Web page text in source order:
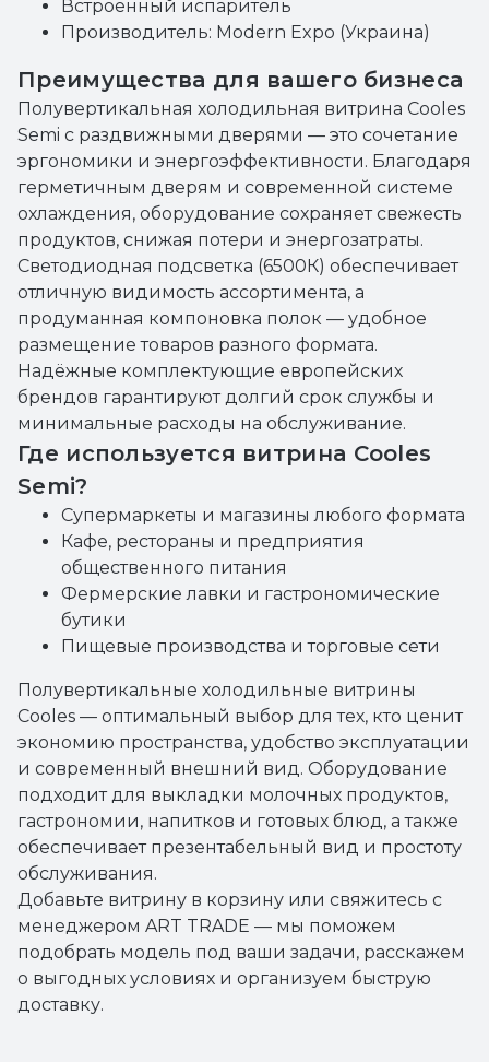
Встроенный испаритель
Производитель: Modern Expo (Украина)
Преимущества для вашего бизнеса
Полувертикальная холодильная витрина Cooles
Semi с раздвижными дверями — это сочетание
эргономики и энергоэффективности. Благодаря
герметичным дверям и современной системе
охлаждения, оборудование сохраняет свежесть
продуктов, снижая потери и энергозатраты.
Светодиодная подсветка (6500К) обеспечивает
отличную видимость ассортимента, а
продуманная компоновка полок — удобное
размещение товаров разного формата.
Надёжные комплектующие европейских
брендов гарантируют долгий срок службы и
минимальные расходы на обслуживание.
Где используется витрина Cooles
Semi?
Супермаркеты и магазины любого формата
Кафе, рестораны и предприятия
общественного питания
Фермерские лавки и гастрономические
бутики
Пищевые производства и торговые сети
Полувертикальные холодильные витрины
Cooles — оптимальный выбор для тех, кто ценит
экономию пространства, удобство эксплуатации
и современный внешний вид. Оборудование
подходит для выкладки молочных продуктов,
гастрономии, напитков и готовых блюд, а также
обеспечивает презентабельный вид и простоту
обслуживания.
Добавьте витрину в корзину или свяжитесь с
менеджером ART TRADE — мы поможем
подобрать модель под ваши задачи, расскажем
о выгодных условиях и организуем быструю
доставку.